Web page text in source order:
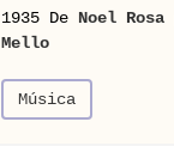
1935 De Noel Rosa
Mello
Música